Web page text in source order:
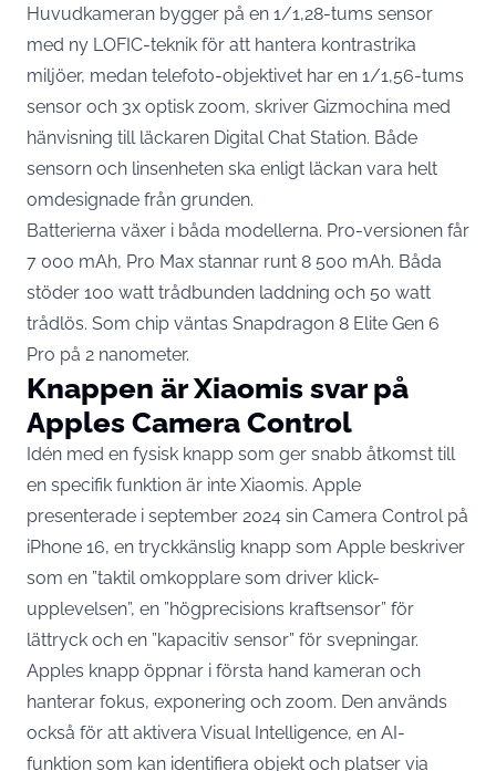
Huvudkameran bygger på en 1/1,28-tums sensor
med ny LOFIC-teknik för att hantera kontrastrika
miljöer, medan telefoto-objektivet har en 1/1,56-tums
sensor och 3x optisk zoom, skriver Gizmochina med
hänvisning till läckaren Digital Chat Station. Både
sensorn och linsenheten ska enligt läckan vara helt
omdesignade från grunden.
Batterierna växer i båda modellerna. Pro-versionen får
7 000 mAh, Pro Max stannar runt 8 500 mAh. Båda
stöder 100 watt trådbunden laddning och 50 watt
trådlös. Som chip väntas Snapdragon 8 Elite Gen 6
Pro på 2 nanometer.
Knappen är Xiaomis svar på
Apples Camera Control
Idén med en fysisk knapp som ger snabb åtkomst till
en specifik funktion är inte Xiaomis. Apple
presenterade i september 2024 sin Camera Control på
iPhone 16, en tryckkänslig knapp som Apple beskriver
som en ”taktil omkopplare som driver klick-
upplevelsen”, en ”högprecisions kraftsensor” för
lättryck och en ”kapacitiv sensor” för svepningar.
Apples knapp öppnar i första hand kameran och
hanterar fokus, exponering och zoom. Den används
också för att aktivera Visual Intelligence, en AI-
funktion som kan identifiera objekt och platser via